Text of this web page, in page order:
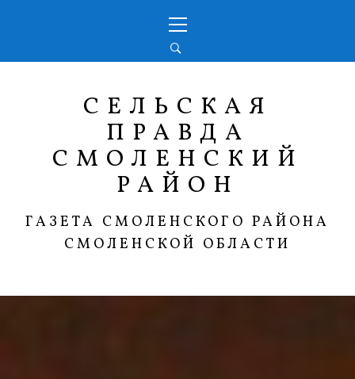
меню
СЕЛЬСКАЯ
ПРАВДА
СМОЛЕНСКИЙ
РАЙОН
ГАЗЕТА СМОЛЕНСКОГО РАЙОНА
СМОЛЕНСКОЙ ОБЛАСТИ